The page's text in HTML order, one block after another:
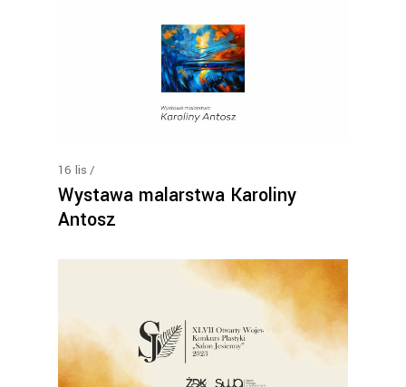
16 lis
Wystawa malarstwa Karoliny
Antosz